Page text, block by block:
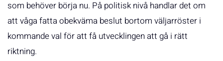
som behöver börja nu. På politisk nivå handlar det om
att våga fatta obekväma beslut bortom väljarröster i
kommande val för att få utvecklingen att gå i rätt
riktning.